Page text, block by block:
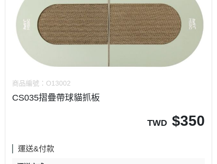
商品編號： O13002
CS035摺疊帶球貓抓板
TWD $350
運送&付款